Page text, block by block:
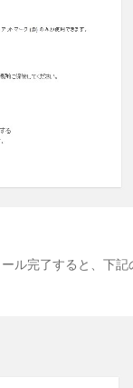
ル完了すると、下